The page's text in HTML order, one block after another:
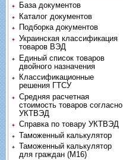
База документов
Каталог документов
Подборка документов
Украинская классификация
товаров ВЭД
Единый список товаров
двойного назначения
Классификационные
решения ГТСУ
Средняя расчетная
стоимость товаров согласно
УКТВЭД
Справка по товару УКТВЭД
Таможенный калькулятор
Таможенный калькулятор
для граждан (M16)